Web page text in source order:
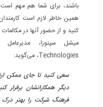
باشند، برای شما هم مهم است
همین خاطر لازم است
کنید و از حضور آنها در
Technologies، می‌گوید:
سعی کنید تا جای ممکن
دیگر همکارانشان برقرار
فرهنگ شرکت را بهتر درک